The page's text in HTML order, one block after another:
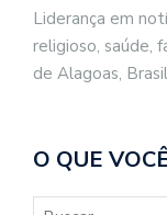
Liderança em
religioso, saúde,
de Alagoas,
O QUE